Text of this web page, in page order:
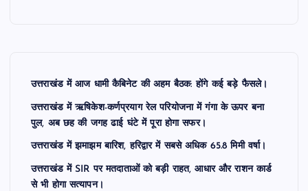
उत्तराखंड में आज धामी कैबिनेट की अहम बैठक: होंगे कई बड़े फैसले।
उत्तराखंड में ऋषिकेश-कर्णप्रयाग रेल परियोजना में गंगा के ऊपर बना
पुल, अब छह की जगह ढाई घंटे में पूरा होगा सफर।
उत्तराखंड में झमाझम बारिश, हरिद्वार में सबसे अधिक 65.8 मिमी वर्षा।
उत्तराखंड में SIR पर मतदाताओं को बड़ी राहत, आधार और राशन कार्ड
से भी होगा सत्यापन।